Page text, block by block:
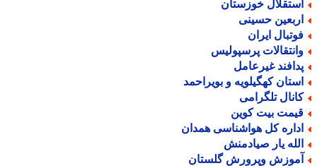
خوزستان
حسینی
ایران
پرسپولیس
غیرعامل
کهگیلویه و بویراحمد
تلگرامی
بیت کوین
کل هواشناسی همدان
یار صیادمنش
وپرورش گلستان